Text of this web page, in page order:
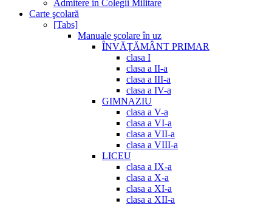
Admitere in Colegii Militare
Carte şcolară
[Tabs]
Manuale şcolare în uz
ÎNVĂȚĂMÂNT PRIMAR
clasa I
clasa a II-a
clasa a III-a
clasa a IV-a
GIMNAZIU
clasa a V-a
clasa a VI-a
clasa a VII-a
clasa a VIII-a
LICEU
clasa a IX-a
clasa a X-a
clasa a XI-a
clasa a XII-a